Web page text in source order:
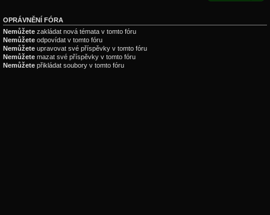
OPRÁVNĚNÍ FÓRA
Nemůžete zakládat nová témata v tomto fóru
Nemůžete odpovídat v tomto fóru
Nemůžete upravovat své příspěvky v tomto fóru
Nemůžete mazat své příspěvky v tomto fóru
Nemůžete přikládat soubory v tomto fóru